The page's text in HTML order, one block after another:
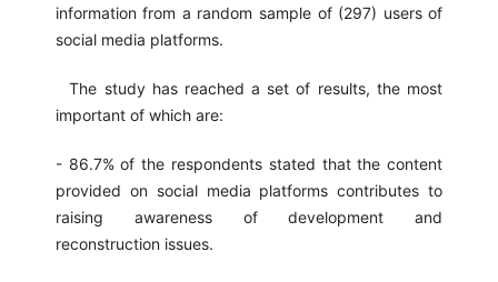
information from a random sample of (297) users of
social media platforms.
The study has reached a set of results, the most
important of which are:
- 86.7% of the respondents stated that the content
provided on social media platforms contributes to
raising awareness of development and
reconstruction issues.